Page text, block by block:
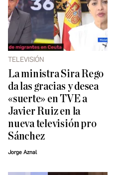
TELEVISIÓN
La ministra Sira Rego
da las gracias y desea
«suerte» en TVE a
Javier Ruiz en la
nueva televisión pro
Sánchez
Jorge Aznal